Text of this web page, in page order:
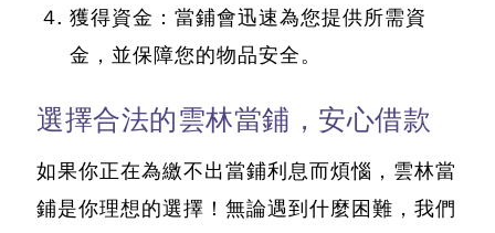
獲得資金： 當鋪會迅速為您提供所需資
金，並保障您的物品安全。
選擇合法的雲林當鋪，安心借款
如果你正在為繳不出當鋪利息而煩惱，雲林當
鋪是你理想的選擇！ 無論遇到什麼困難，我們